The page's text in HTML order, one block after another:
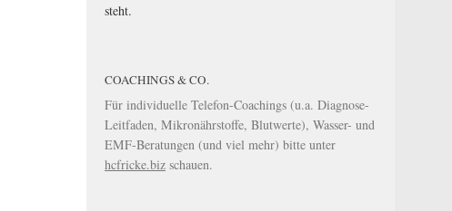
steht.
COACHINGS & CO.
Für individuelle Telefon-Coachings (u.a. Diagnose-
Leitfaden, Mikronährstoffe, Blutwerte), Wasser- und
EMF-Beratungen (und viel mehr) bitte unter
hcfricke.biz schauen.